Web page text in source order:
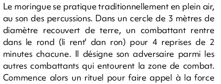
Le moringue se pratique traditionnellement en plein air,
au son des percussions. Dans un cercle de 3 mètres de
diamètre recouvert de terre, un combattant rentre
dans le rond (li rent' dan ron) pour 4 reprises de 2
minutes chacune. Il désigne son adversaire parmi les
autres combattants qui entourent la zone de combat.
Commence alors un rituel pour faire appel à la force